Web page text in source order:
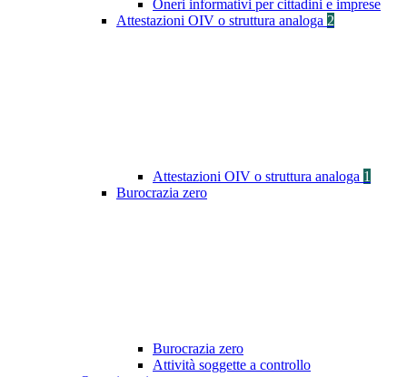
Oneri informativi per cittadini e imprese
Attestazioni OIV o struttura analoga 2
Attestazioni OIV o struttura analoga 1
Burocrazia zero
Burocrazia zero
Attività soggette a controllo